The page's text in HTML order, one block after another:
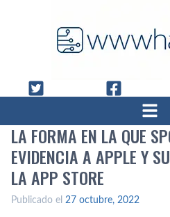
LA FORMA EN LA QUE
EVIDENCIA A APPLE Y
LA APP STORE
Publicado el 27 octubre, 2022